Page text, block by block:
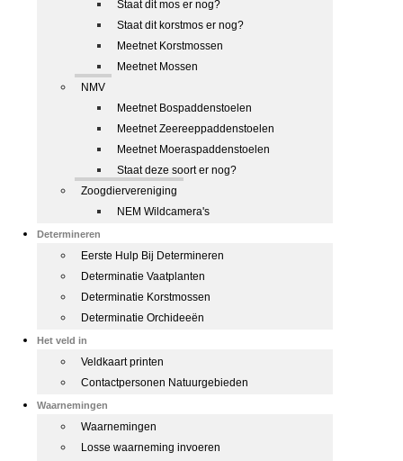
Staat dit mos er nog?
Staat dit korstmos er nog?
Meetnet Korstmossen
Meetnet Mossen
NMV
Meetnet Bospaddenstoelen
Meetnet Zeereeppaddenstoelen
Meetnet Moeraspaddenstoelen
Staat deze soort er nog?
Zoogdiervereniging
NEM Wildcamera's
Determineren
Eerste Hulp Bij Determineren
Determinatie Vaatplanten
Determinatie Korstmossen
Determinatie Orchideeën
Het veld in
Veldkaart printen
Contactpersonen Natuurgebieden
Waarnemingen
Waarnemingen
Losse waarneming invoeren